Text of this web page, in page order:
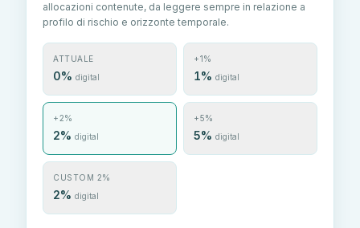
allocazioni contenute, da leggere sempre in relazione a
profilo di rischio e orizzonte temporale.
ATTUALE
0% digital
+1%
1% digital
+2%
2% digital
+5%
5% digital
CUSTOM 2%
2% digital